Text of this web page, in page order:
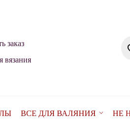
заказ
вязания
ВСЕ ДЛЯ ВАЛЯНИЯ
НЕ